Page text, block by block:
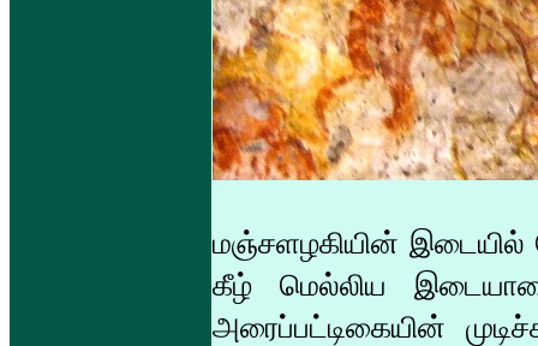
மஞ்சளழகியின்
கீழ் மெல்லிய
அரைப்பட்டிகையின்